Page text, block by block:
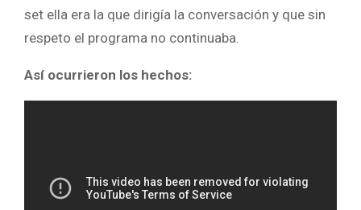
set ella era la que dirigía la conversación y que sin
respeto el programa no continuaba.
Así ocurrieron los hechos: